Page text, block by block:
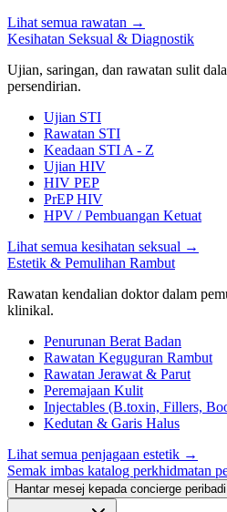
Lihat semua rawatan →
Kesihatan Seksual & Diagnostik
Ujian, saringan, dan rawatan sulit
persendirian.
Ujian STI
Rawatan STI
Keadaan STI A - Z
Ujian HIV
HIV PEP
PrEP HIV
HPV / Pembuangan Ketuat
Lihat semua kesihatan seksual →
Estetik & Pemulihan Rambut
Rawatan kendalian doktor dalam
klinikal.
Penurunan Berat Badan
Rawatan Keguguran Rambut
Rawatan Jerawat & Parut
Peremajaan Kulit
Injectables (B.toxin, Fillers,
Kedutan & Garis Halus
Lihat semua penjagaan estetik →
Semak imbas katalog perkhidmatan
Hantar mesej kepada concierge